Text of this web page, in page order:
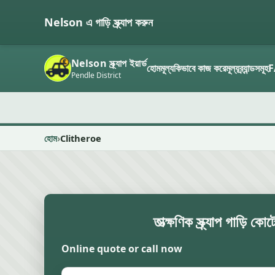
Nelson এ গাড়ি স্ক্র্যাপ করুন
Nelson স্ক্র্যাপ ইয়ার্ড
Pendle District হোমমূল্যকিভাবে কাজ করেমূল্যব্র্যান্ডসমূহ
হোম Clitheroe
তাত্ক্ষণিক স্ক্র্যাপ গাড়ি
Online quote or call now